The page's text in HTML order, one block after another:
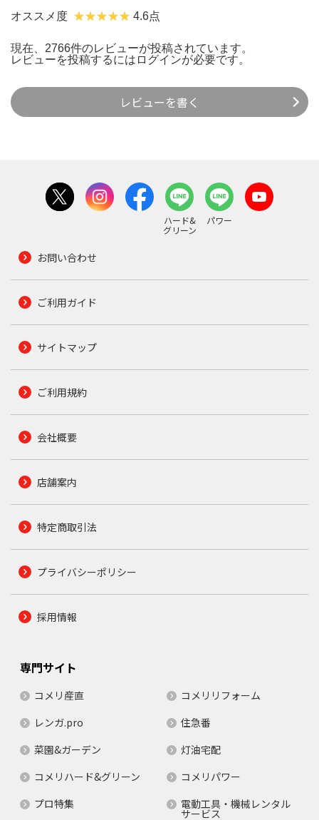
オススメ度 4.6点
現在、2766件のレビューが投稿されています。
レビューを投稿するには ログインが必要です。
レビューを書く
ハード&
グリーン
パワー
お問い合わせ
ご利用ガイド
サイトマップ
ご利用規約
会社概要
店舗案内
特定商取引法
プライバシーポリシー
採用情報
専門サイト
コメリ産直
コメリリフォーム
レンガ.pro
住急番
菜園&ガーデン
灯油宅配
コメリハード&グリーン
コメリパワー
プロ特集
電動工具・機械レンタル
サービス